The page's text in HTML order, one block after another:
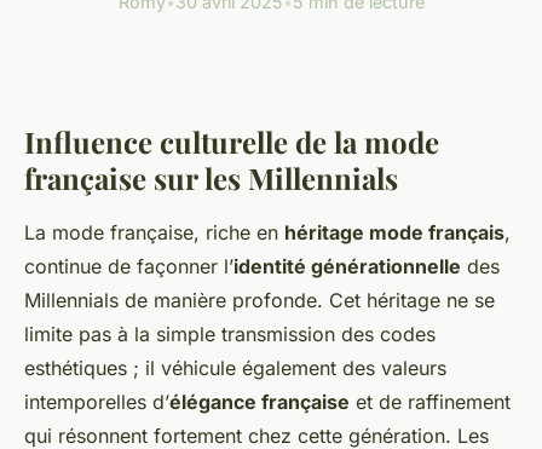
Influence culturelle de la mode
française sur les Millennials
La mode française, riche en héritage mode français,
continue de façonner l’identité générationnelle des
Millennials de manière profonde. Cet héritage ne se
limite pas à la simple transmission des codes
esthétiques ; il véhicule également des valeurs
intemporelles d’élégance française et de raffinement
qui résonnent fortement chez cette génération. Les